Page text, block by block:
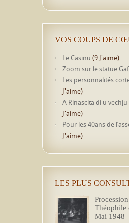
VOS COUPS DE
Le Casinu (9 J'aime)
Zoom sur le statue
Les personnalités
J'aime)
A Rinascita di u
J'aime)
Pour les 40ans de
J'aime)
LES PLUS
Théophile
Mai 1948